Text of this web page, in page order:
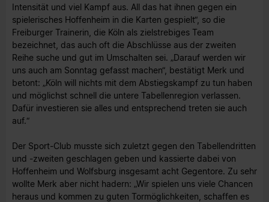
Intensität und viel Kampf aus. All das hat ihnen gegen ein
spielerisches Hoffenheim in die Karten gespielt“, so die
Freiburger Trainerin, die Köln als zielstrebiges Team
bezeichnet, das auch oft die Abschlüsse aus der zweiten
Reihe suche und gut im Umschalten sei. „Darauf werden wir
uns auch am Sonntag gefasst machen“, bestätigt Merk und
betont: „Köln will nichts mit dem Abstiegskampf zu tun haben
und möglichst schnell die untere Tabellenregion verlassen.
Dafür investieren sie alles und entsprechend treten sie auch
auf.“
Der Sport-Club musste sich zuletzt gegen den Tabellendritten
und -zweiten geschlagen geben und kassierte dabei von
Hoffenheim und Wolfsburg insgesamt acht Gegentore. Zu sehr
wollte Merk aber nicht hadern: „Wir spielen uns viele Chancen
heraus und kommen zu guten Tormöglichkeiten, schaffen es